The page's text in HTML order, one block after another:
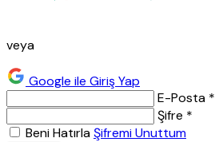
veya
Google ile Giriş Yap
E-Posta *
Şifre *
Beni HatırlaŞifremi Unuttum